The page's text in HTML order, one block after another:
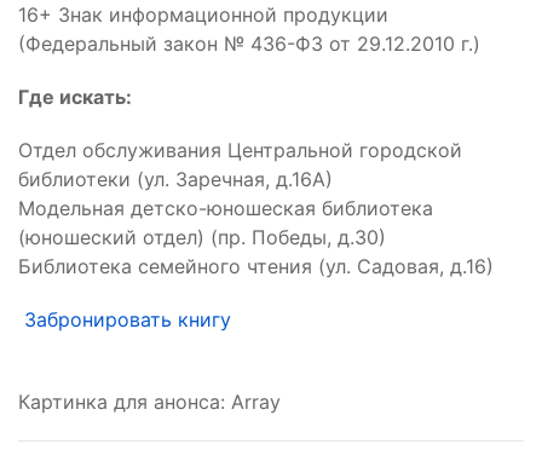
16+ Знак информационной продукции
(Федеральный закон № 436-ФЗ от 29.12.2010 г.)
Где искать:
Отдел обслуживания Центральной городской
библиотеки (ул. Заречная, д.16А)
Модельная детско-юношеская библиотека
(юношеский отдел) (пр. Победы, д.30)
Библиотека семейного чтения (ул. Садовая, д.16)
Забронировать книгу
Картинка для анонса: Array